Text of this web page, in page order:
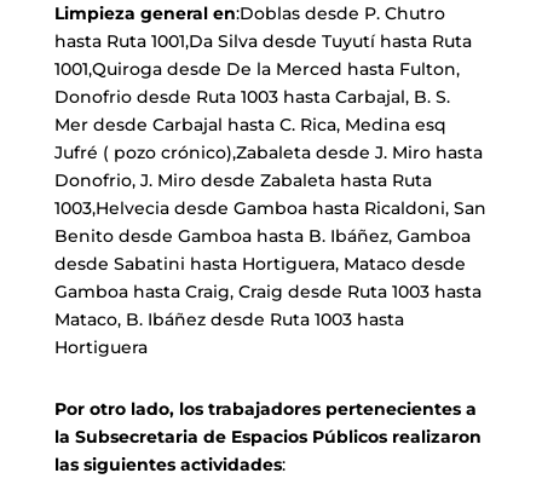
Limpieza general en:Doblas desde P. Chutro
hasta Ruta 1001,Da Silva desde Tuyutí hasta Ruta
1001,Quiroga desde De la Merced hasta Fulton,
Donofrio desde Ruta 1003 hasta Carbajal, B. S.
Mer desde Carbajal hasta C. Rica, Medina esq
Jufré ( pozo crónico),Zabaleta desde J. Miro hasta
Donofrio, J. Miro desde Zabaleta hasta Ruta
1003,Helvecia desde Gamboa hasta Ricaldoni, San
Benito desde Gamboa hasta B. Ibáñez, Gamboa
desde Sabatini hasta Hortiguera, Mataco desde
Gamboa hasta Craig, Craig desde Ruta 1003 hasta
Mataco, B. Ibáñez desde Ruta 1003 hasta
Hortiguera
Por otro lado, los trabajadores pertenecientes a
la Subsecretaria de Espacios Públicos realizaron
las siguientes actividades: